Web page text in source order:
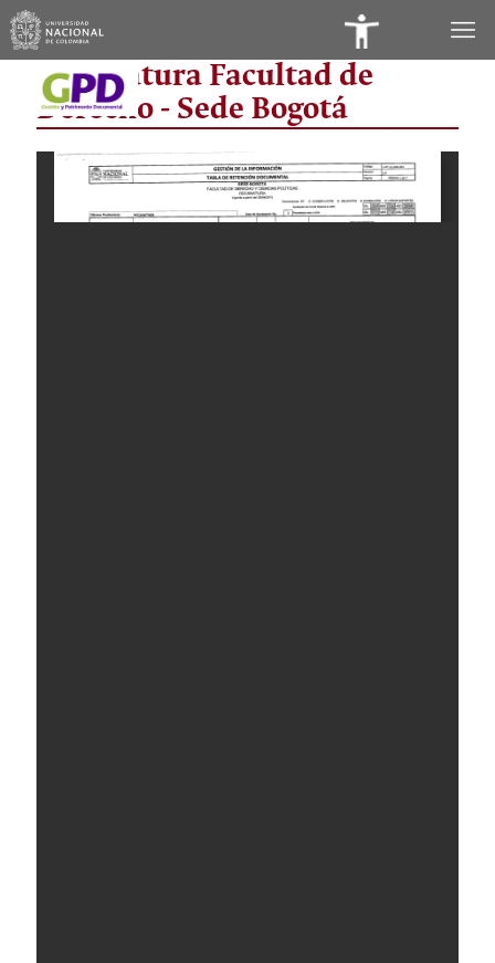
Decanatura Facultad de
Derecho - Sede Bogotá